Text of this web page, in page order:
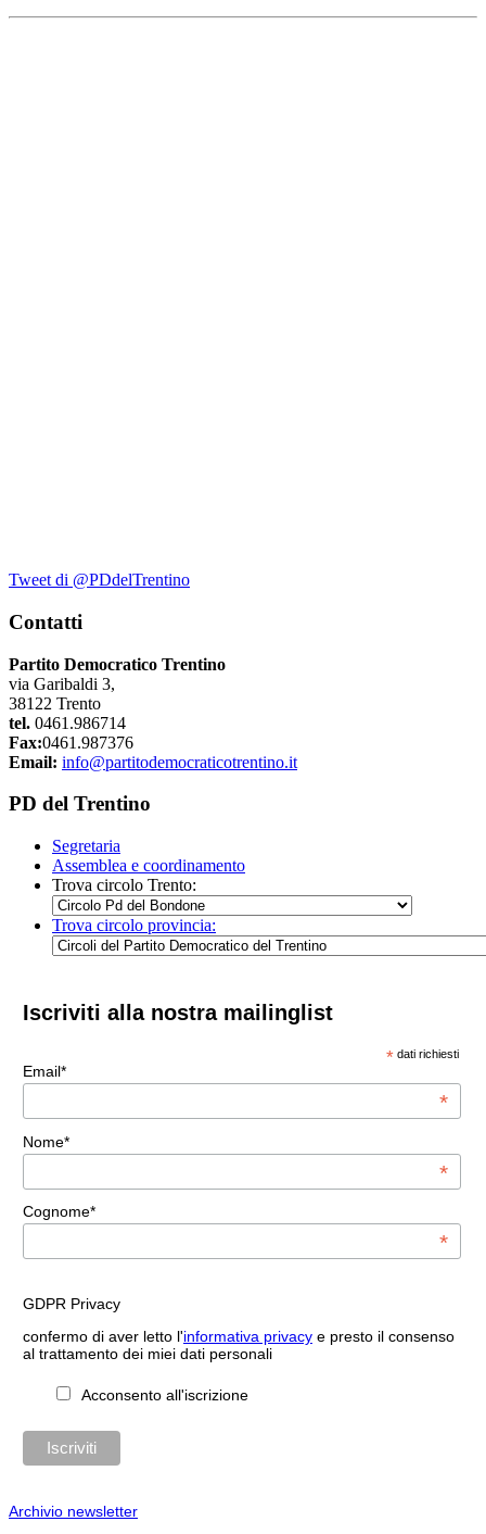
Tweet di @PDdelTrentino
Contatti
Partito Democratico Trentino
via Garibaldi 3,
38122 Trento
tel. 0461.986714
Fax:0461.987376
Email: info@partitodemocraticotrentino.it
PD del Trentino
Segretaria
Assemblea e coordinamento
Trova circolo Trento:
Trova circolo provincia:
Iscriviti alla nostra mailinglist
* dati richiesti
Email*
*
Nome*
*
Cognome*
*
GDPR Privacy
confermo di aver letto l'informativa privacye presto il consenso
al trattamento dei miei dati personali
Acconsento all'iscrizione
Archivio newsletter